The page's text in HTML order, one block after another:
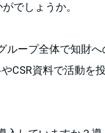
でしょうか。
ループ全体で知財
CSR資料で活動を